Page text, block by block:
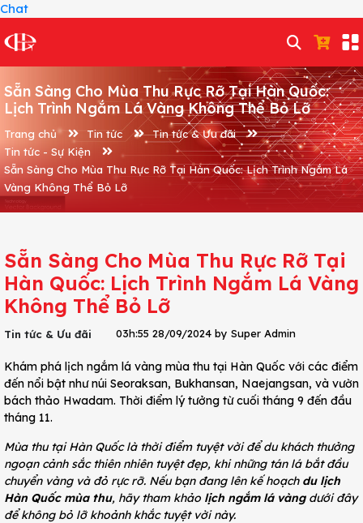
Chat
Sẵn Sàng Cho Mùa Thu Rực Rỡ Tại Hàn Quốc:
Lịch Trình Ngắm Lá Vàng Không Thể Bỏ Lỡ
Trang chủ Tin tức
Tin tức & Ưu đãi
Tin tức - Sự Kiện
Sẵn Sàng Cho Mùa Thu Rực Rỡ Tại Hàn Quốc: Lịch Trình Ngắm Lá
Vàng Không Thể Bỏ Lỡ
Sẵn Sàng Cho Mùa Thu Rực Rỡ Tại
Hàn Quốc: Lịch Trình Ngắm Lá Vàng
Không Thể Bỏ Lỡ
Tin tức & Ưu đãi 03h:55 28/09/2024 by Super Admin
Khám phá lịch ngắm lá vàng mùa thu tại Hàn Quốc với các điểm
đến nổi bật như núi Seoraksan, Bukhansan, Naejangsan, và vườn
bách thảo Hwadam. Thời điểm lý tưởng từ cuối tháng 9 đến đầu
tháng 11.
Mùa thu tại Hàn Quốc là thời điểm tuyệt vời để du khách thưởng
ngoạn cảnh sắc thiên nhiên tuyệt đẹp, khi những tán lá bắt đầu
chuyển vàng và đỏ rực rỡ. Nếu bạn đang lên kế hoạch du lịch
Hàn Quốc mùa thu, hãy tham khảo lịch ngắm lá vàngdưới đây
để không bỏ lỡ khoảnh khắc tuyệt vời này.